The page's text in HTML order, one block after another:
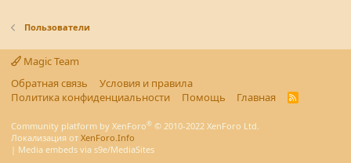
Пользователи
Magic Team
Обратная связь
Условия и правила
Политика конфиденциальности
Помощь Главная
R
Community platform by XenForo® © 2010-2022 XenForo Ltd.
Локализация от XenForo.Info
| Media embeds via s9e/MediaSites